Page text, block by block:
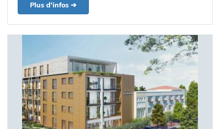
Plus d'infos ➔